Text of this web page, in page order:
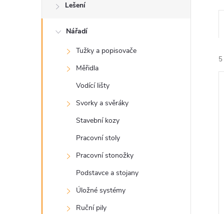
s
Lešení
Nářadí
Tužky a popisovače
Měřidla
Vodící lišty
Svorky a svěráky
Stavební kozy
Pracovní stoly
Pracovní stonožky
Podstavce a stojany
Úložné systémy
Ruční pily
a5